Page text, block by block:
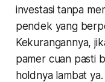
investasi tanpa
pendek yang
Kekurangannya,
pamer cuan pasti
holdnya lambat